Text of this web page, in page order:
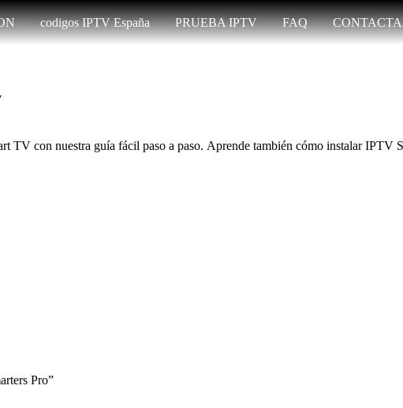
codigos IPTV España PRUEBA IPTV FAQ
TV con nuestra guía fácil paso a paso. Aprende también cómo instalar IPTV
Pro”